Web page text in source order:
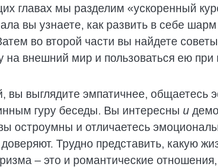
главах мы разделим «ускоренный
вы узнаете, как развить в себе шарм
во второй части вы найдете
на внешний мир и пользоваться ею при
вы выглядите эмпатичнее, общаетесь
гуру беседы. Вы интересны и
остроумны и отличаетесь
Трудно представить, какую
– это и романтические